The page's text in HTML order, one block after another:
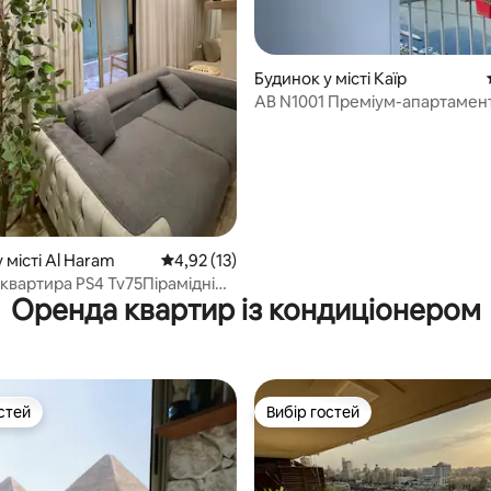
5, відгуки: 3
Al Haram Середня оцінка: 4,92 з 5, відгуки: 13
4,92 (13)
PS4 Tv75Пірамідні
Будинок у місті Каїр
AB N1001 Преміум-
Оренда квартир із кондиціонером
Вибір гостей
Вибір гостей